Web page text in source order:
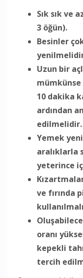
Sık sık ve
3 öğün).
Besinler
Uzun bir
mümkünse
10 dakika
ardından
edilmelidir.
Yemek
aralıklarla
yeterince
ve fırında
oranı
kepekli
tercih